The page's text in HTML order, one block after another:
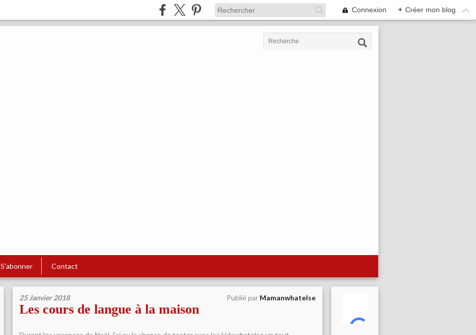
Connexion + Créer mon blog
S'abonner Contact
25 Janvier 2018 Publié par Mamanwhatelse
Les cours de langue à la maison